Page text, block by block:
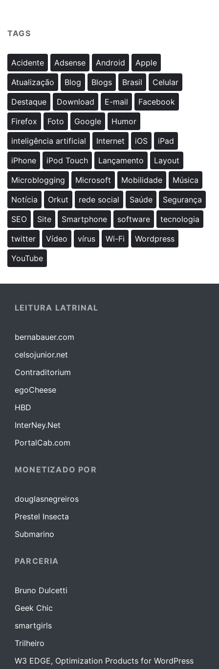
TAGS
Acidente Adsense Android
Apple
Atualização
Blog Blogs Brasil
Celular
Destaque
Download E-mail
Facebook
Firefox
Foto Google
Humor
inteligência artificial
Internet iOS
iPad
iPhone
iPod Touch Lançamento
Layout
Microblogging
Microsoft Mobilidade
Música
Notícia
Orkut rede social Saúde
Segurança
SEO
Site Smartphone software
tecnologia
twitter
Vídeo vírus Wi-Fi
Wordpress
YouTube
LEITURA LATRINAL
bernabauer.com
celsojunior.net
Contraditorium
egoCheese
HBD
InterNey.Net
PortalCab.com
MONETIZADO POR
douglasnegreiros
Prestel Insecta
Submarino
PARCERIA
Bruno Dulcetti
Geek Chic
smartgirls
Trilheiro
W3 EDGE, Optimization Products for WordPress